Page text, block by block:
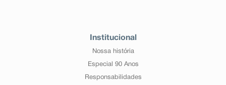
Institucional
Nossa história
Especial 90 Anos
Responsabilidades